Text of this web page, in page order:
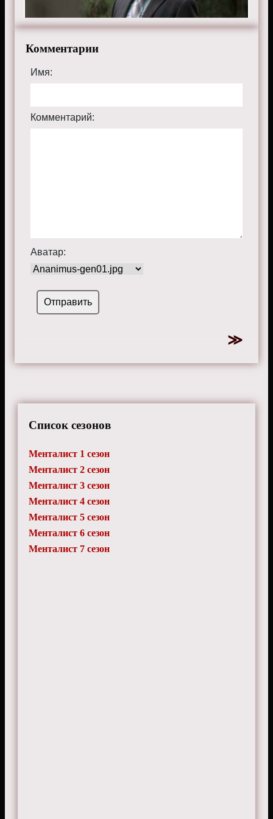
Комментарии
Имя:
Комментарий:
Аватар:
Список сезонов
Менталист 1 сезон
Менталист 2 сезон
Менталист 3 сезон
Менталист 4 сезон
Менталист 5 сезон
Менталист 6 сезон
Менталист 7 сезон